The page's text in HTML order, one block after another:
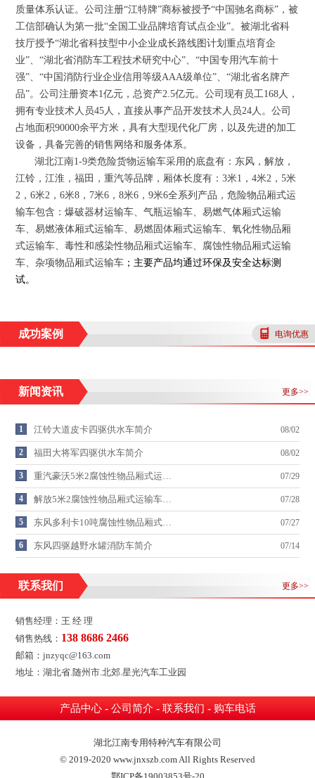
质量体系认证。公司注册“江特牌”商标被授予“中国驰名商标”，被
工信部确认为第一批“全国工业品牌培育试点企业”。被湖北省科
技厅授予“湖北省科技型中小企业成长路线图计划重点培育企
业”、“湖北省消防车工程技术研究中心”、“中国专用汽车前十
强”、“中国消防行业企业信用等级AAA级单位”、“湖北省名牌产
品”。公司注册资本1亿元，总资产2.5亿元。公司现有员工168人，
拥有专业技术人员45人，直接从事产品开发技术人员24人。公司
占地面积90000余平方米，具有大型现代化厂房，以及先进的加工
设备，具备完善的销售网络和服务体系。
湖北江南1-9类危险货物运输车采用的底盘有：东风，解放，
江铃，江淮，福田，重汽等品牌，厢体长度有：3米1 ，4米2 ，5米
2 ，6米2 ，6米8 ， 7米6 ，8米6 ，9米6全系列产品，危险物品厢式运
输车包含：爆破器材运输车、气瓶运输车、易燃气体厢式运输
车、易燃液体厢式运输车、易燃固体厢式运输车、氧化性物品厢
式运输车、毒性和感染性物品厢式运输车、腐蚀性物品厢式运输
车、杂项物品厢式运输车 ； 主要产品均通过环保及安全达标测
试。
成功案例 电询优惠
新闻资讯 更多>>
1 江铃大道皮卡四驱供水车简介 08/02
2 福田大将军四驱供水车简介 08/02
3 重汽豪沃5米2腐蚀性物品厢式运… 07/29
4 解放5米2腐蚀性物品厢式运输车… 07/28
5 东风多利卡10吨腐蚀性物品厢式… 07/27
6 东风四驱越野水罐消防车简介 07/14
联系我们 更多>>
销售经理：王 经 理
销售热线： 138 8686 2466
邮箱：jnzyqc@163.com
地址：湖北省.随州市.北郊.星光汽车工业园
产品中心- 公司简介 - 联系我们 - 购车电话
湖北江南专用特种汽车有限公司
© 2019-2020 www.jnxszb.com All Rights Reserved